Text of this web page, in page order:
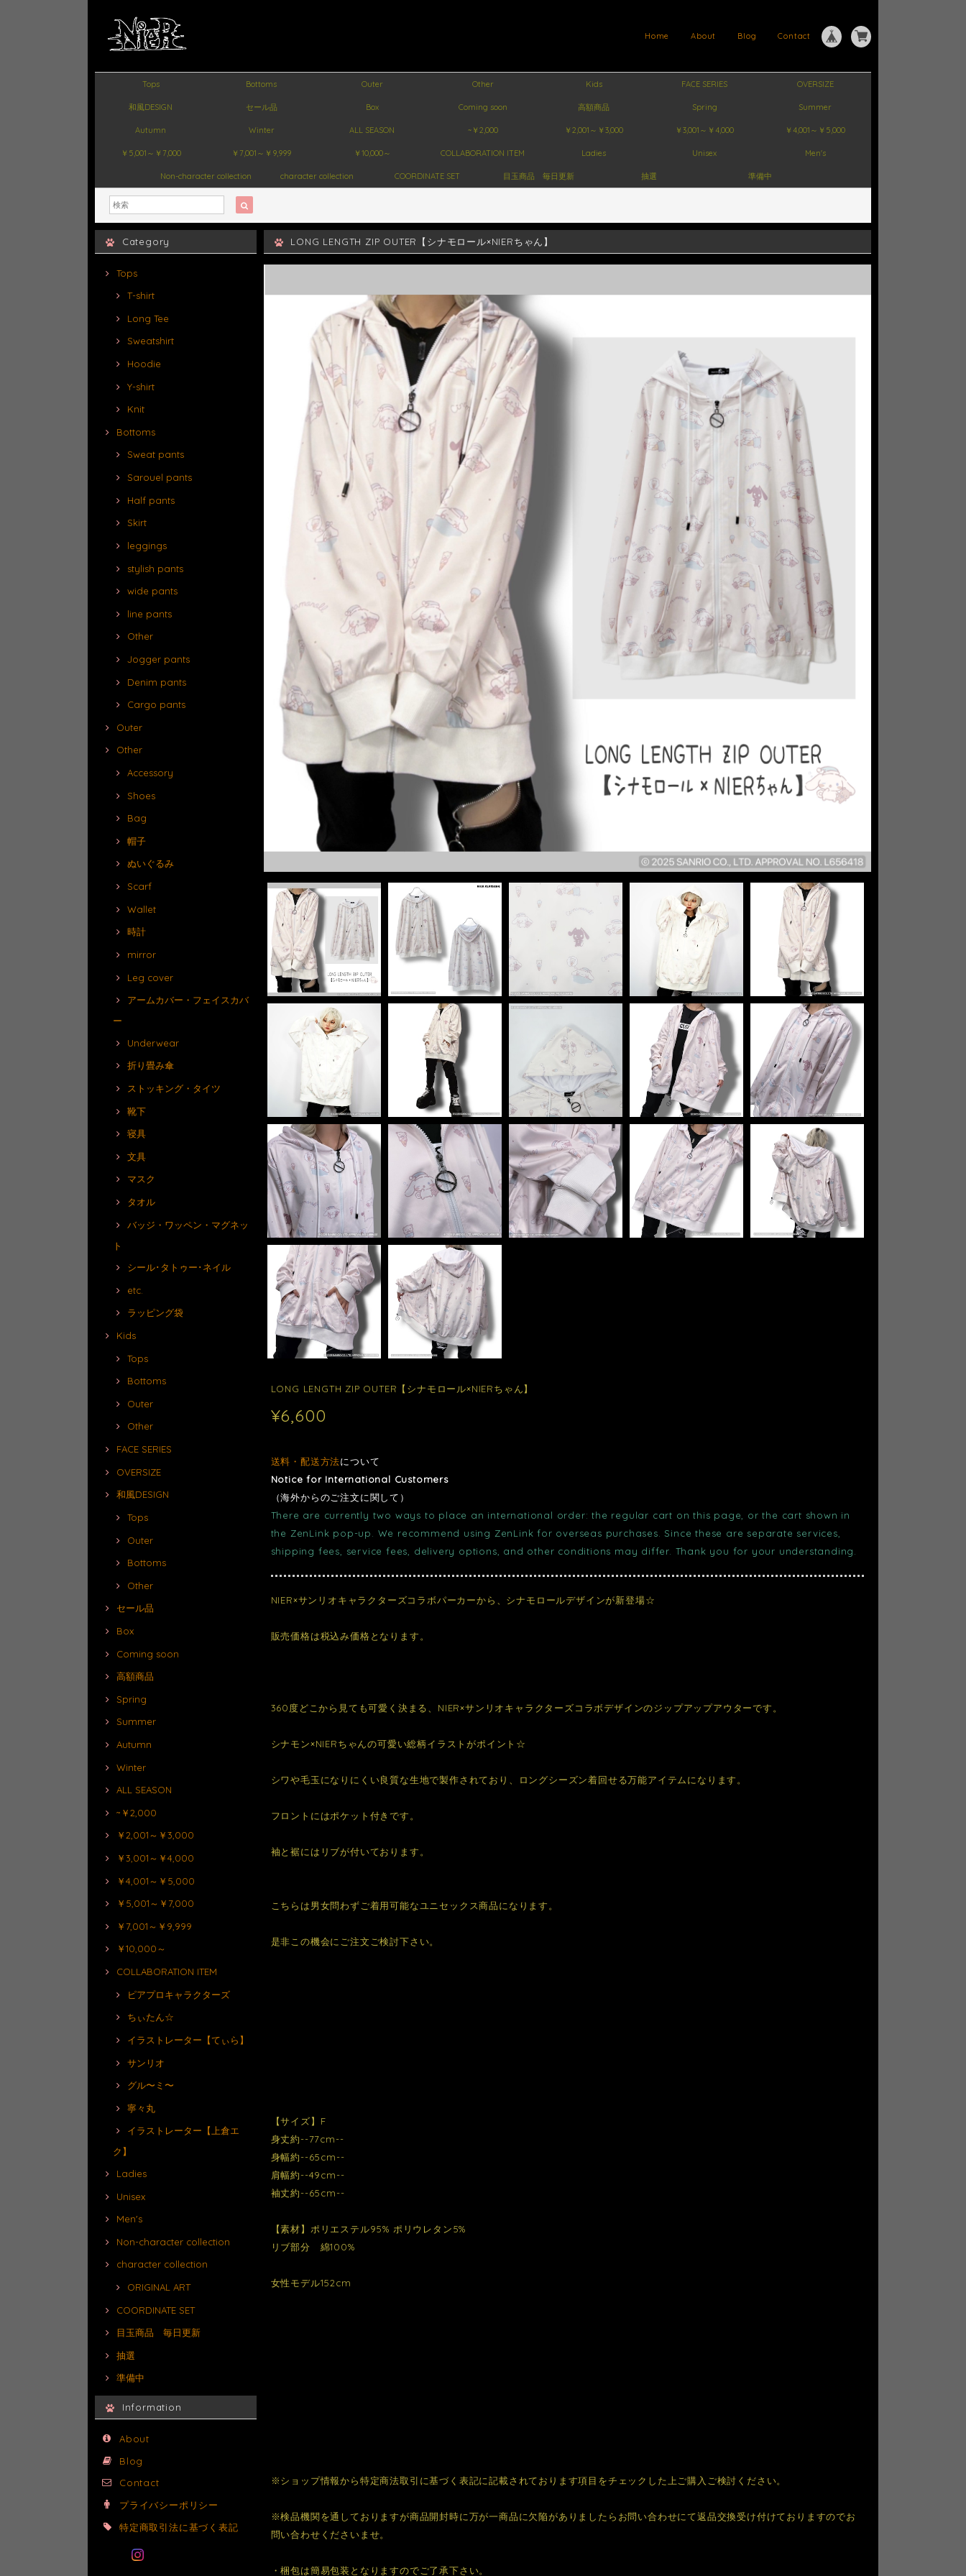
Contact
Blog
About
Home
Tops Bottoms Outer Other Kids FACE SERIES OVERSIZE
和風DESIGN セール品 Box Coming soon 高額商品 Spring Summer
Autumn Winter ALL SEASON ~￥2,000 ￥2,001～￥3,000 ￥3,001～￥4,000 ￥4,001～￥5,000
￥5,001～￥7,000 ￥7,001～￥9,999 ￥10,000～ COLLABORATION ITEM Ladies Unisex Men's
Non-character collection character collection COORDINATE SET 目玉商品 毎日更新 抽選 準備中
Category
Tops
T-shirt
Long Tee
Sweatshirt
Hoodie
Y-shirt
Knit
Bottoms
Sweat pants
Sarouel pants
Half pants
Skirt
leggings
stylish pants
wide pants
line pants
Other
Jogger pants
Denim pants
Cargo pants
Outer
Other
Accessory
Shoes
Bag
帽子
ぬいぐるみ
Scarf
Wallet
時計
mirror
Leg cover
アームカバー・フェイスカバ
ー
Underwear
折り畳み傘
ストッキング・タイツ
靴下
寝具
文具
マスク
タオル
バッジ・ワッペン・マグネッ
ト
シール･タトゥー･ネイル
etc.
ラッピング袋
Kids
Tops
Bottoms
Outer
Other
FACE SERIES
OVERSIZE
和風DESIGN
Tops
Outer
Bottoms
Other
セール品
Box
Coming soon
高額商品
Spring
Summer
Autumn
Winter
ALL SEASON
~￥2,000
￥2,001～￥3,000
￥3,001～￥4,000
￥4,001～￥5,000
￥5,001～￥7,000
￥7,001～￥9,999
￥10,000～
COLLABORATION ITEM
ピアプロキャラクターズ
ちぃたん☆
イラストレーター【てぃら】
サンリオ
グル〜ミ〜
寧々丸
イラストレーター【上倉エ
ク】
Ladies
Unisex
Men's
Non-character collection
character collection
ORIGINAL ART
COORDINATE SET
目玉商品 毎日更新
抽選
準備中
Information
About
Blog
Contact
プライバシーポリシー
特定商取引法に基づく表記
LONG LENGTH ZIP OUTER【シナモロール×NIERちゃん】
LONG LENGTH ZIP OUTER【シナモロール×NIERちゃん】
¥6,600
送料・配送方法について
Notice for International Customers
（海外からのご注文に関して）
There are currently two ways to place an international order: the regular cart on this page, or the cart shown in
the ZenLink pop-up. We recommend using ZenLink for overseas purchases. Since these are separate services,
shipping fees, service fees, delivery options, and other conditions may differ. Thank you for your understanding.
NIER×サンリオキャラクターズコラボパーカーから、シナモロールデザインが新登場☆
販売価格は税込み価格となります。
360度どこから見ても可愛く決まる、NIER×サンリオキャラクターズコラボデザインのジップアップアウターです。
シナモン×NIERちゃんの可愛い総柄イラストがポイント☆
シワや毛玉になりにくい良質な生地で製作されており、ロングシーズン着回せる万能アイテムになります。
フロントにはポケット付きです。
袖と裾にはリブが付いております。
こちらは男女問わずご着用可能なユニセックス商品になります。
是非この機会にご注文ご検討下さい。
【サイズ】F
身丈約--77cm--
身幅約--65cm--
肩幅約--49cm--
袖丈約--65cm--
【素材】ポリエステル95% ポリウレタン5%
リブ部分 綿100%
女性モデル152cm
※ショップ情報から特定商法取引に基づく表記に記載されております項目をチェックした上ご購入ご検討ください。
※検品機関を通しておりますが商品開封時に万が一商品に欠陥がありましたらお問い合わせにて返品交換受け付けておりますのでお
問い合わせくださいませ。
・梱包は簡易包装となりますのでご了承下さい。